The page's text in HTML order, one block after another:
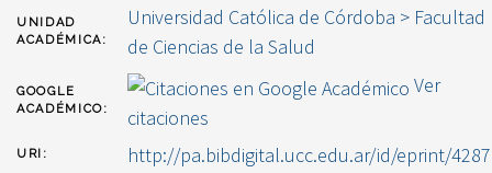
UNIDAD
ACADÉMICA:
Universidad Católica de Córdoba > Facultad
de Ciencias de la Salud
GOOGLE
ACADÉMICO:
Ver
citaciones
URI: http://pa.bibdigital.ucc.edu.ar/id/eprint/4287